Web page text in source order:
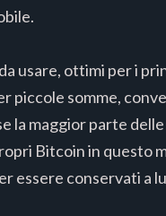
usare, ottimi per i
piccole somme,
la maggior parte
Bitcoin in questo
essere conservati a